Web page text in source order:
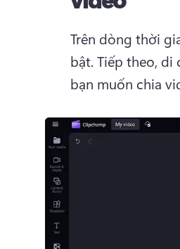
Trên dòng thời
bật. Tiếp theo, di
bạn muốn chia